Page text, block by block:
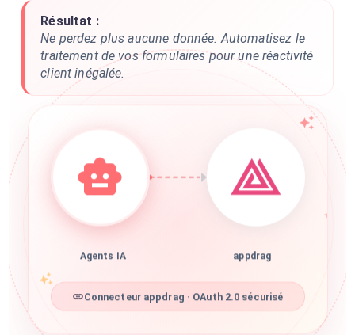
Résultat :
Ne perdez plus aucune donnée. Automatisez le
traitement de vos formulaires pour une réactivité
client inégalée.
Agents IA appdrag
Connecteur appdrag · OAuth 2.0 sécurisé